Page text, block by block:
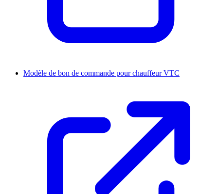
Modèle de bon de commande pour chauffeur VTC